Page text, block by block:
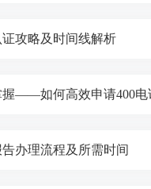
攻略及时间线解析
握——如何高效申请400电
办理流程及所需时间